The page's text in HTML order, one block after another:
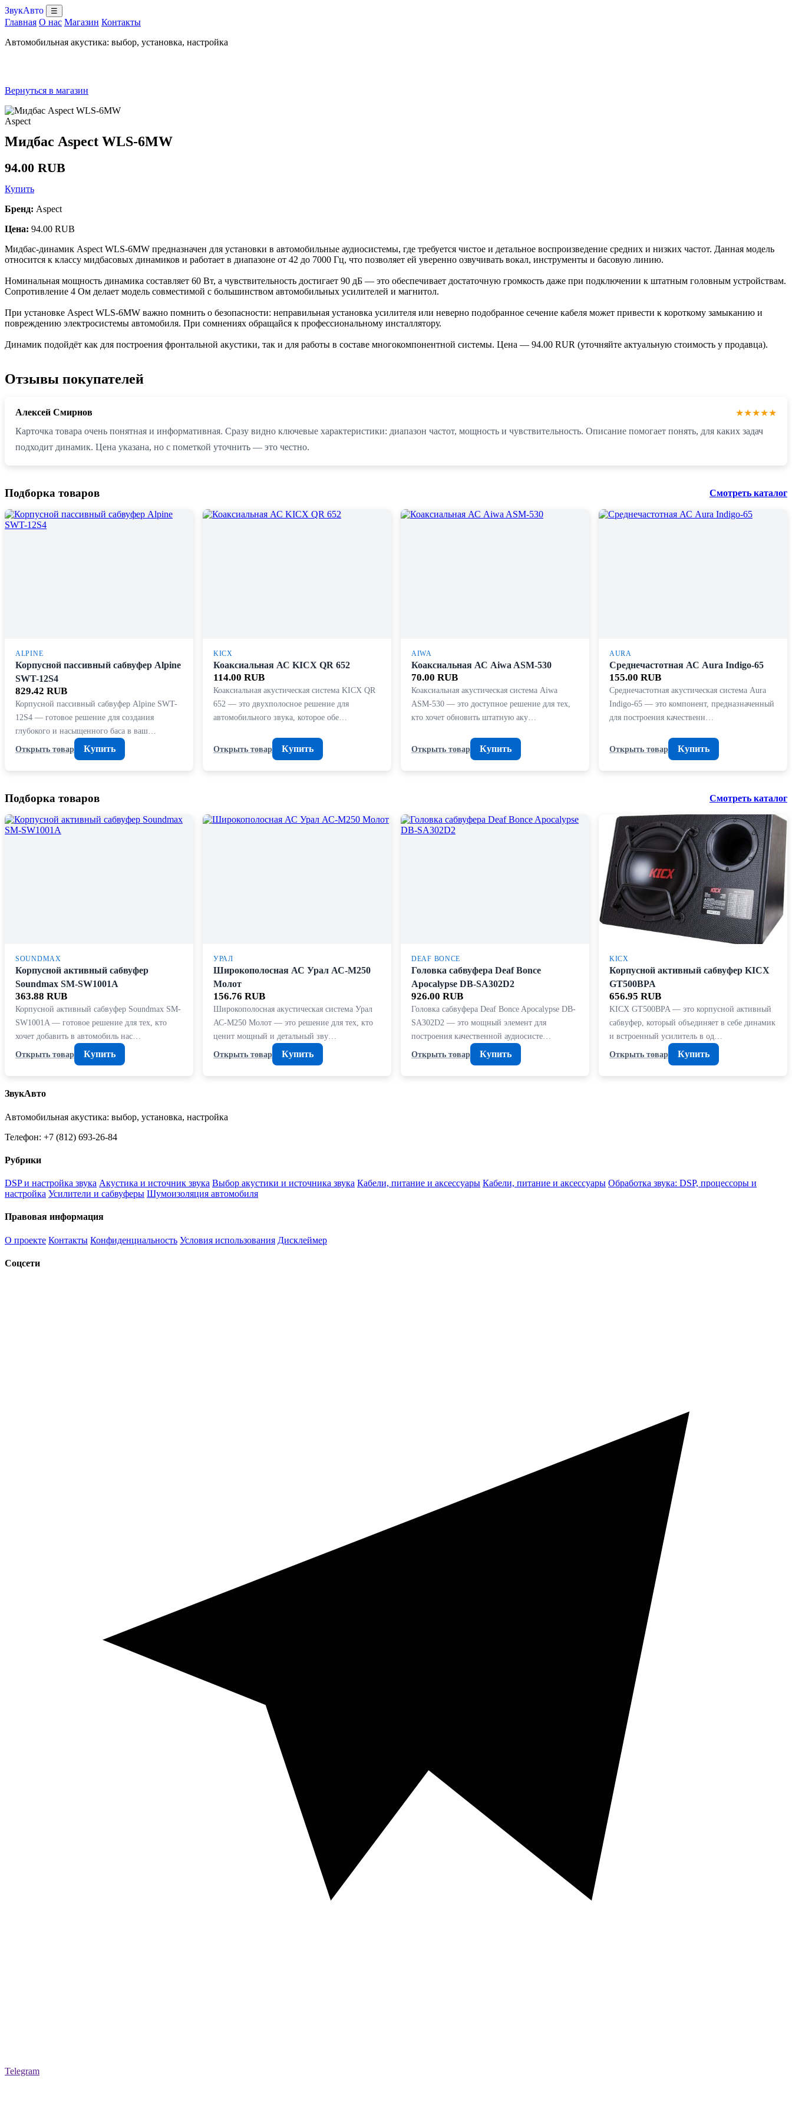
ЗвукАвто ☰
Главная О нас Магазин Контакты
Автомобильная акустика: выбор, установка, настройка
Вернуться в магазин
Aspect
Мидбас Aspect WLS-6MW
94.00 RUB
Купить
Бренд: Aspect
Цена: 94.00 RUB
Мидбас-динамик Aspect WLS-6MW предназначен для установки в автомобильные аудиосистемы, где требуется чистое и детальное воспроизведение средних и низких частот. Данная модель
относится к классу мидбасовых динамиков и работает в диапазоне от 42 до 7000 Гц, что позволяет ей уверенно озвучивать вокал, инструменты и басовую линию.
Номинальная мощность динамика составляет 60 Вт, а чувствительность достигает 90 дБ — это обеспечивает достаточную громкость даже при подключении к штатным головным устройствам.
Сопротивление 4 Ом делает модель совместимой с большинством автомобильных усилителей и магнитол.
При установке Aspect WLS-6MW важно помнить о безопасности: неправильная установка усилителя или неверно подобранное сечение кабеля может привести к короткому замыканию и
повреждению электросистемы автомобиля. При сомнениях обращайся к профессиональному инсталлятору.
Динамик подойдёт как для построения фронтальной акустики, так и для работы в составе многокомпонентной системы. Цена — 94.00 RUR (уточняйте актуальную стоимость у продавца).
Отзывы покупателей
Алексей Смирнов
★★★★★
Карточка товара очень понятная и информативная. Сразу видно ключевые характеристики: диапазон частот, мощность и чувствительность. Описание помогает понять, для каких задач
подходит динамик. Цена указана, но с пометкой уточнить — это честно.
Подборка товаров Смотреть каталог
ALPINE
Корпусной пассивный сабвуфер Alpine
SWT-12S4
829.42 RUB
Корпусной пассивный сабвуфер Alpine SWT-
12S4 — готовое решение для создания
глубокого и насыщенного баса в ваш…
Открыть товар
Купить
KICX
Коаксиальная АС KICX QR 652
114.00 RUB
Коаксиальная акустическая система KICX QR
652 — это двухполосное решение для
автомобильного звука, которое обе…
Открыть товар Купить
AIWA
Коаксиальная АС Aiwa ASM-530
70.00 RUB
Коаксиальная акустическая система Aiwa
ASM-530 — это доступное решение для тех,
кто хочет обновить штатную аку…
Открыть товар Купить
AURA
Среднечастотная АС Aura Indigo-65
155.00 RUB
Среднечастотная акустическая система Aura
Indigo-65 — это компонент, предназначенный
для построения качественн…
Открыть товар Купить
Подборка товаров Смотреть каталог
SOUNDMAX
Корпусной активный сабвуфер
Soundmax SM-SW1001A
363.88 RUB
Корпусной активный сабвуфер Soundmax SM-
SW1001A — готовое решение для тех, кто
хочет добавить в автомобиль нас…
Открыть товар
Купить
УРАЛ
Широкополосная АС Урал АС-М250
Молот
156.76 RUB
Широкополосная акустическая система Урал
АС-М250 Молот — это решение для тех, кто
ценит мощный и детальный зву…
Открыть товар
Купить
DEAF BONCE
Головка сабвуфера Deaf Bonce
Apocalypse DB-SA302D2
926.00 RUB
Головка сабвуфера Deaf Bonce Apocalypse DB-
SA302D2 — это мощный элемент для
построения качественной аудиосисте…
Открыть товар
Купить
KICX
Корпусной активный сабвуфер KICX
GT500BPA
656.95 RUB
KICX GT500BPA — это корпусной активный
сабвуфер, который объединяет в себе динамик
и встроенный усилитель в од…
Открыть товар
Купить
ЗвукАвто
Автомобильная акустика: выбор, установка, настройка
Телефон: +7 (812) 693-26-84
Рубрики
DSP и настройка звука Акустика и источник звука Выбор акустики и источника звука Кабели, питание и аксессуары Кабели, питание и аксессуары Обработка звука: DSP, процессоры и
настройка Усилители и сабвуферы Шумоизоляция автомобиля
Правовая информация
О проекте Контакты Конфиденциальность Условия использования Дисклеймер
Соцсети
Telegram